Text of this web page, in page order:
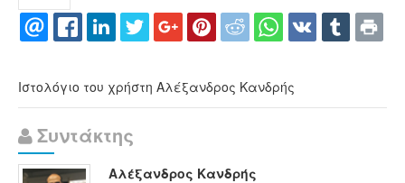
Ιστολόγιο του χρήστη Αλέξανδρος Κανδρής
Συντάκτης
Αλέξανδρος Κανδρής